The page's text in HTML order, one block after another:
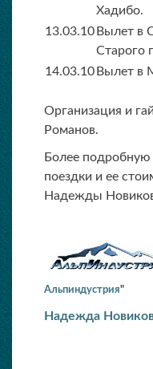
Хадибо.
13.03.10 Вылет в
Старого
14.03.10 Вылет в
Организация и
Романов.
Более
поездки и ее
Надежды
Альпиндустрия"
Надежда